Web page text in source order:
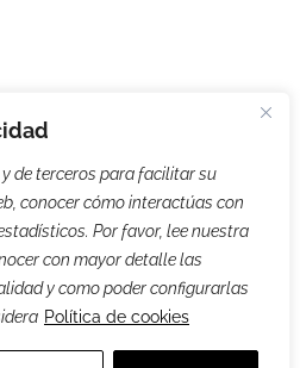
de terceros para facilitar su
conocer cómo interactúas con
Por favor, lee nuestra
con mayor detalle las
y como poder configurarlas
Política de cookies